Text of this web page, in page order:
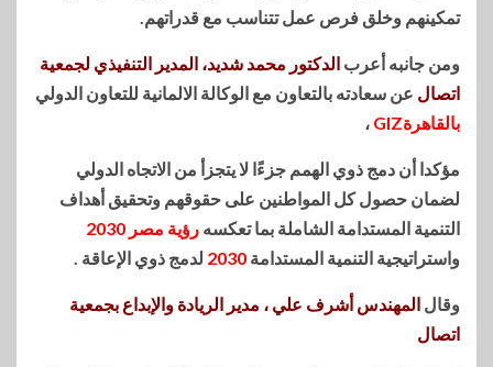
تمكينهم وخلق فرص عمل تتناسب مع قدراتهم.
ومن جانبه أعرب الدكتور محمد شديد، المدير التنفيذي لجمعية
اتصال عن سعادته بالتعاون مع الوكالة الالمانية للتعاون الدولي
بالقاهرةGIZ
،
مؤكدا أن دمج ذوي الهمم جزءًا لا يتجزأ من الاتجاه الدولي
لضمان حصول كل المواطنين على حقوقهم وتحقيق أهداف
التنمية المستدامة الشاملة بما تعكسه رؤية مصر 2030
واستراتيجية التنمية المستدامة 2030 لدمج ذوي الإعاقة .
وقال المهندس أشرف علي ، مدير الريادة والإبداع بجمعية
اتصال